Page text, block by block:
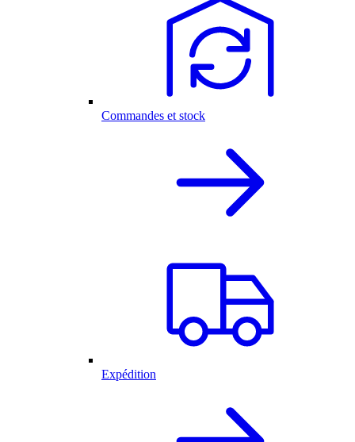
Commandes et stock
Expédition